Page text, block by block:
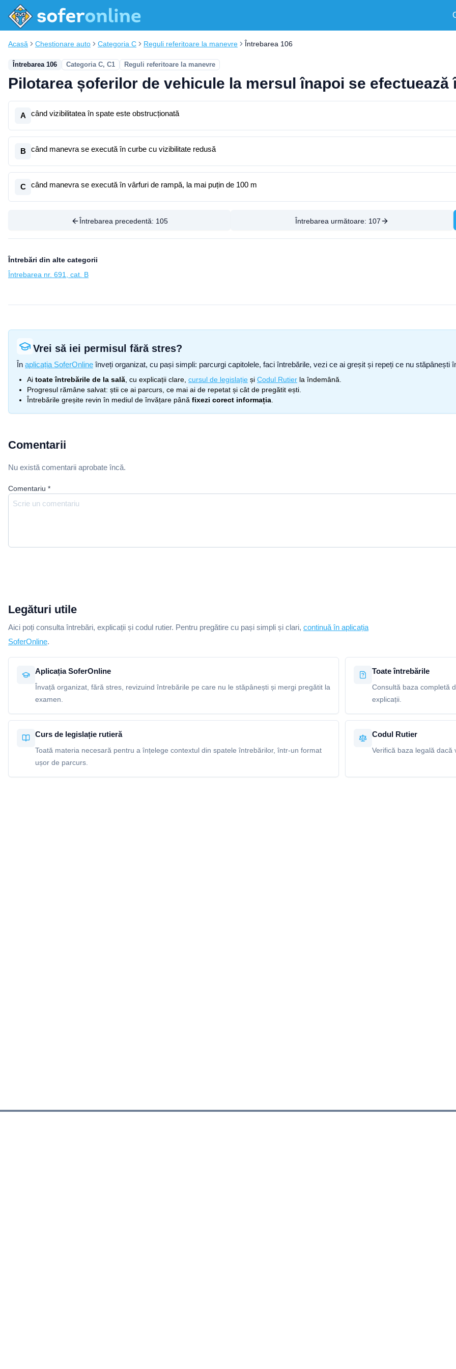
Acasă Chestionare auto Categoria C Reguli referitoare la manevre Întrebarea 106
Întrebarea 106 Categoria C, C1 Reguli referitoare la manevre
Pilotarea șoferilor de vehicule la mersul înapoi se
A când vizibilitatea în spate este obstrucționată
B când manevra se execută în curbe cu vizibilitate redusă
C când manevra se execută în vârfuri de rampă, la mai puțin de 100 m
Întrebarea precedentă: 105 Întrebarea următoare: 107
Întrebări din alte categorii
Întrebarea nr. 691, cat. B
Vrei să iei permisul fără stres?
În aplicația SoferOnline înveți organizat, cu pași simpli: parcurgi capitolele, faci întrebările, vezi ce ai greșit și repeți ce nu
Ai toate întrebările de la sală , cu explicații clare, cursul de legislație și Codul Rutier la îndemână.
Progresul rămâne salvat: știi ce ai parcurs, ce mai ai de repetat și cât de pregătit ești.
Întrebările greșite revin în mediul de învățare până fixezi corect informația
Comentarii
Nu există comentarii aprobate încă.
Comentariu *
Legături utile
Aici poți consulta întrebări, explicații și codul rutier. Pentru pregătire cu pași simpli și clari, continuă în aplicația
SoferOnline.
Aplicația SoferOnline
Învață organizat, fără stres, revizuind întrebările pe care nu le stăpânești și mergi pregătit la
examen.
Toate întrebările
Consultă baza completă
explicații.
Curs de legislație rutieră
Toată materia necesară pentru a înțelege contextul din spatele întrebărilor, într-un format
ușor de parcurs.
Codul Rutier
Verifică baza legală dacă